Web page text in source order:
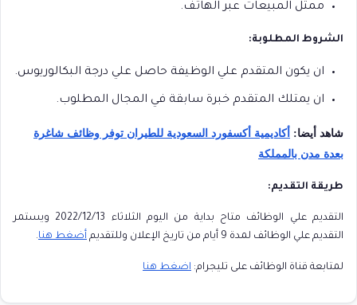
ممثل المبيعات عبر الهاتف.
الشروط المطلوبة:
ان يكون المتقدم علي الوظيفة حاصل علي درجة البكالوريوس.
ان يمتلك المتقدم خبرة سابقة في المجال المطلوب.
شاهد أيضا: أكاديمية أكسفورد السعودية للطيران توفر وظائف شاغرة
بعدة مدن بالمملكة
طريقة التقديم:
التقديم علي الوظائف متاح بداية من اليوم الثلاثاء 2022/12/13 ويستمر
التقديم علي الوظائف لمدة 9 أيام من تاريخ الإعلان وللتقديم
أضغط هنا.
لمتابعة قناة الوظائف على تليجرام: اضغط هنا